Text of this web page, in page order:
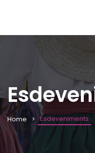
Home Esdeveniments